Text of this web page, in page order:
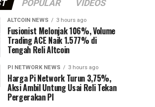
POPULAR VIDEOS
ALTCOIN NEWS 3 hours ago
Fusionist Melonjak 106%, Volume
Trading ACE Naik 1.577% di
Tengah Reli Altcoin
PI NETWORK NEWS 3 hours ago
Harga Pi Network Turun 3,75%,
Aksi Ambil Untung Usai Reli Tekan
Pergerakan PI